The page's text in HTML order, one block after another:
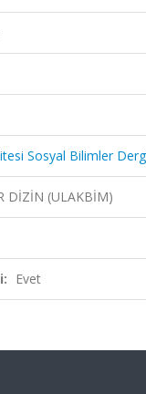
Sosyal Bilimler
DİZİN (ULAKBİM)
Evet